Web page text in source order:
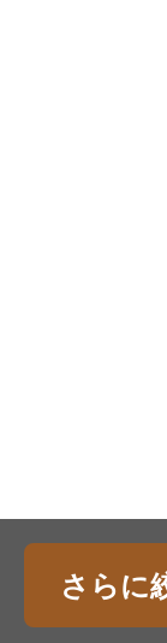
さらに